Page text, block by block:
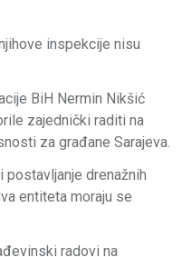
inspekcije nisu
BiH Nermin Nikšić
zajednički raditi na
za građane Sarajeva.
postavljanje drenažnih
entiteta moraju se
radovi na